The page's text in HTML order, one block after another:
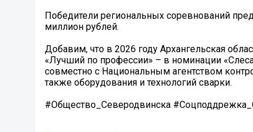
Победители региональных соревнований
миллион рублей.
Добавим, что в 2026 году Архангельская
«Лучший по профессии» – в номинации
совместно с Национальным агентством
также оборудования и технологий сварки.
#Общество_Северодвинска